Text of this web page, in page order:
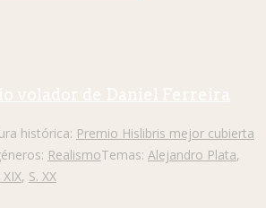
volador de Daniel Ferreira
histórica: Premio Hislibris mejor cubierta
RealismoTemas: Alejandro Plata,
XIX, S. XX